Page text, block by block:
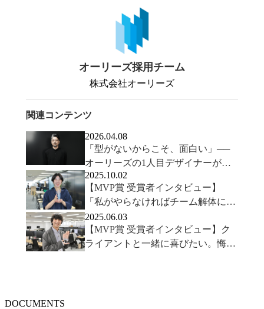
オーリーズ採用チーム
株式会社オーリーズ
関連コンテンツ
2026.04.08
「型がないからこそ、面白い」──
オーリーズの1人目デザイナーが語
るクリエイティブの可能性
2025.10.02
【MVP賞 受賞者インタビュー】
「私がやらなければチーム解体にな
る」危機感を原動力にチームの仕組
みを変革し続け得た達成感とMVP
2025.06.03
【MVP賞 受賞者インタビュー】ク
ライアントと一緒に喜びたい。悔し
DOCUMENTS